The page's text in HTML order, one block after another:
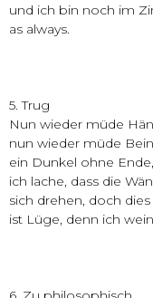
und ich bin noch im
as always.
5. Trug
Nun wieder müde
nun wieder müde
ein Dunkel ohne Ende,
ich lache, dass die
sich drehen, doch dies
ist Lüge, denn ich